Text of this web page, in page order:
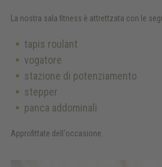
La nostra sala fitness è attrettzata con le
tapis roulant
vogatore
stazione di potenziamento
stepper
panca addominali
Approfittate dell'occasione.